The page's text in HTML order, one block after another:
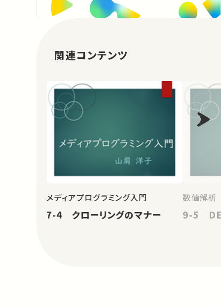
関連コンテンツ
メディアプログラミング入門
7-4 クローリングのマナー
数値解析
9-5 DE